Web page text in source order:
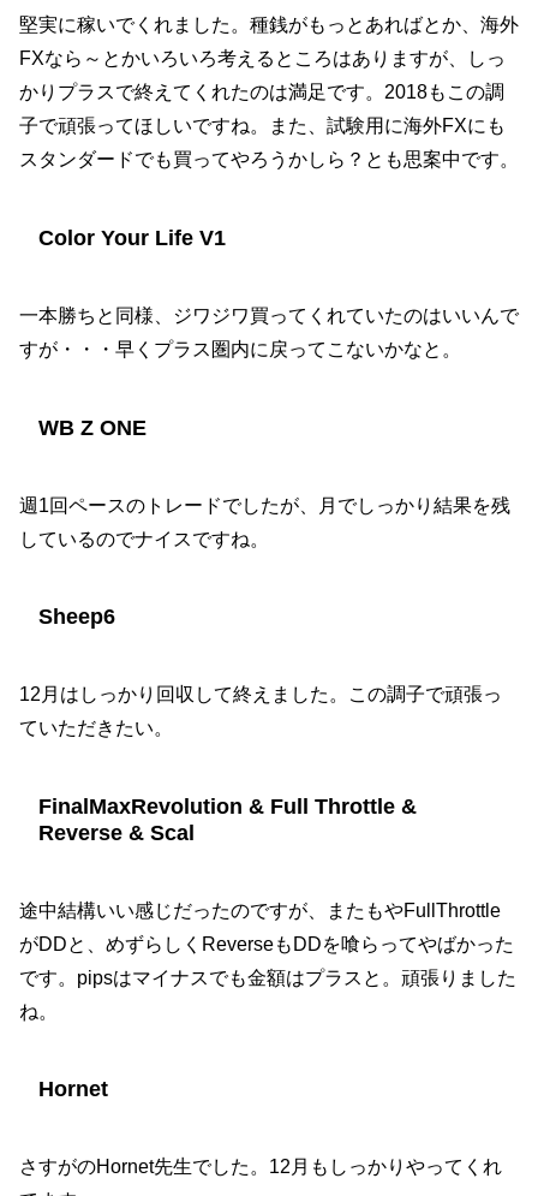
堅実に稼いでくれました。種銭がもっとあればとか、海外
FXなら～とかいろいろ考えるところはありますが、しっ
かりプラスで終えてくれたのは満足です。2018もこの調
子で頑張ってほしいですね。また、試験用に海外FXにも
スタンダードでも買ってやろうかしら？とも思案中です。
Color Your Life V1
一本勝ちと同様、ジワジワ買ってくれていたのはいいんで
すが・・・早くプラス圏内に戻ってこないかなと。
WB Z ONE
週1回ペースのトレードでしたが、月でしっかり結果を残
しているのでナイスですね。
Sheep6
12月はしっかり回収して終えました。この調子で頑張っ
ていただきたい。
FinalMaxRevolution & Full Throttle &
Reverse & Scal
途中結構いい感じだったのですが、またもやFullThrottle
がDDと、めずらしくReverseもDDを喰らってやばかった
です。pipsはマイナスでも金額はプラスと。頑張りました
ね。
Hornet
さすがのHornet先生でした。12月もしっかりやってくれ